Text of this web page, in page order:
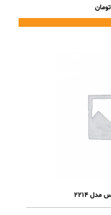
تومانCurrent
price
is: